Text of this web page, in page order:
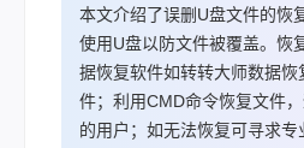
本文介绍了误删U盘文件的恢
使用U盘以防文件被覆盖。恢
据恢复软件如转转大师数据恢
件；利用CMD命令恢复文件
的用户；如无法恢复可寻求